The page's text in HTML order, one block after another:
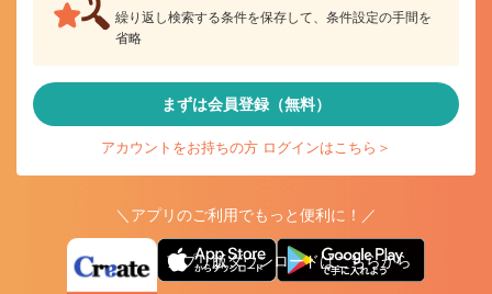
繰り返し検索する条件を保存して、条件設定の手間を
省略
まずは会員登録（無料）
アカウントをお持ちの方 ログインはこちら＞
＼アプリのご利用でもっと便利に！／
アプリ版ダウンロードはこちらから